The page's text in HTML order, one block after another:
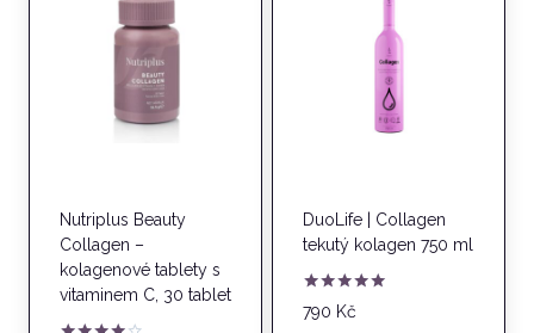
Nutriplus Beauty
Collagen –
kolagenové tablety s
vitaminem C, 30 tablet
DuoLife | Collagen
tekutý kolagen 750 ml
Hodnocení
5.00
790 Kč